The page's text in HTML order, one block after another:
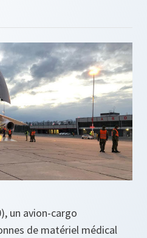
un avion-cargo
de matériel médical